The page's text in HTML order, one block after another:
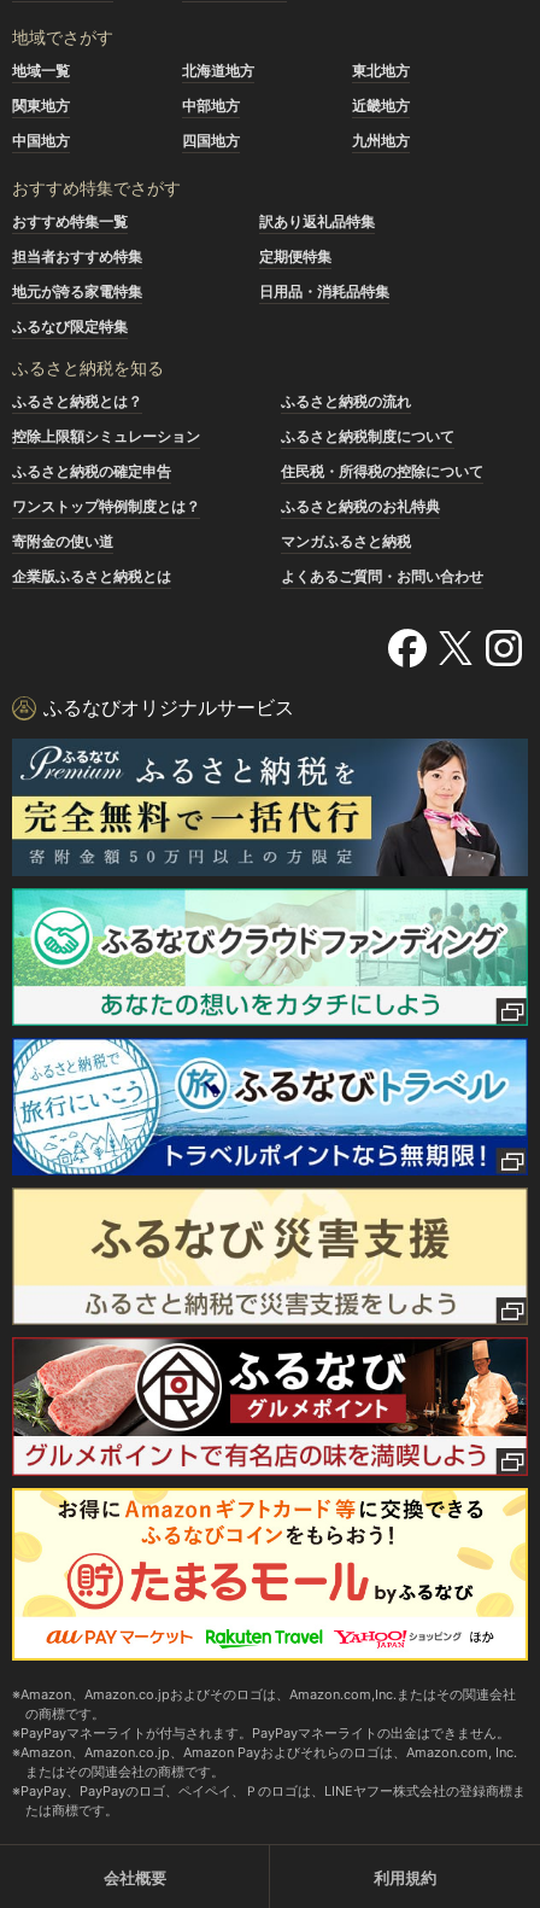
地域でさがす
地域一覧 北海道地方
東北地方
関東地方
中部地方
近畿地方
中国地方
四国地方 九州地方
おすすめ特集でさがす
おすすめ特集一覧
訳あり返礼品特集
担当者おすすめ特集
定期便特集
地元が誇る家電特集
日用品・消耗品特集
ふるなび限定特集
ふるさと納税を知る
ふるさと納税とは？
ふるさと納税の流れ
控除上限額シミュレーション
ふるさと納税制度について
ふるさと納税の確定申告
住民税・所得税の控除について
ワンストップ特例制度とは？
ふるさと納税のお礼特典
寄附金の使い道
マンガふるさと納税
企業版ふるさと納税とは
よくあるご質問・お問い合わせ
ふるなびオリジナルサービス
Amazon、Amazon.co.jpおよびそのロゴは、Amazon.com,Inc.またはその関連会社
の商標です。
PayPayマネーライトが付与されます。PayPayマネーライトの出金はできません。
Amazon、Amazon.co.jp、Amazon Payおよびそれらのロゴは、Amazon.com, Inc.
またはその関連会社の商標です。
PayPay、PayPayのロゴ、ペイペイ、Ｐのロゴは、LINEヤフー株式会社の登録商標ま
たは商標です。
会社概要 利用規約